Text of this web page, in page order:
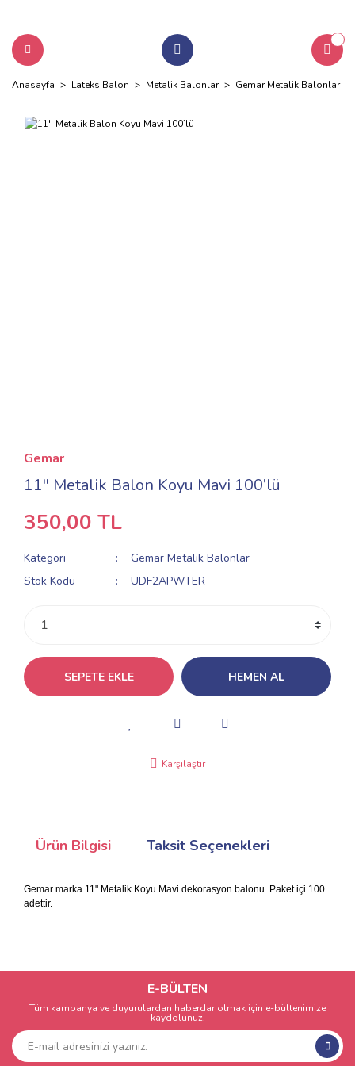
Anasayfa Lateks Balon Metalik Balonlar Gemar Metalik Balonlar
Gemar
11'' Metalik Balon Koyu Mavi 100’lü
350,00 TL
Kategori
Gemar Metalik Balonlar
Stok Kodu
UDF2APWTER
SEPETE EKLE HEMEN AL
Karşılaştır
Ürün Bilgisi Taksit Seçenekleri
Gemar marka 11" Metalik Koyu Mavi dekorasyon balonu. Paket içi 100
adettir.
E-BÜLTEN
Tüm kampanya ve duyurulardan haberdar olmak için e-bültenimize
kaydolunuz.